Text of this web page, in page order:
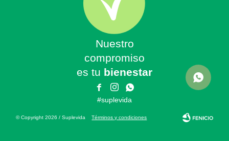
Nuestro
compromiso
es tu bienestar
 

#suplevida
© Copyright 2026 / SuplevidaTérminos y condiciones